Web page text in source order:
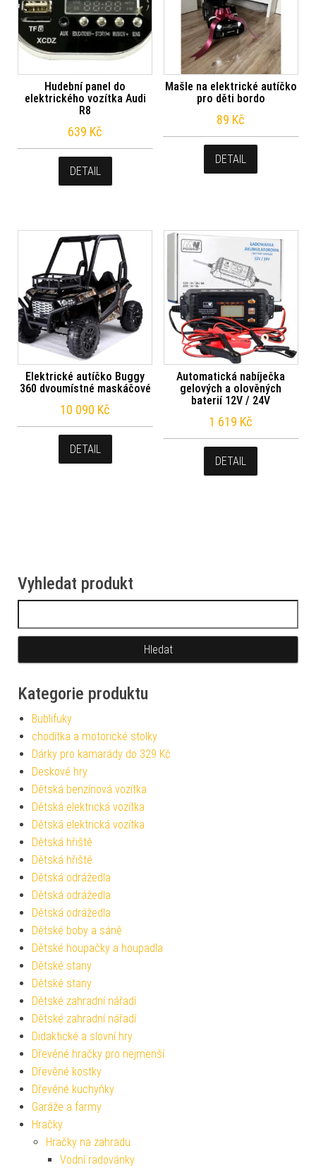
Hudební panel do
elektrického vozítka Audi
R8
639 Kč
DETAIL
Mašle na elektrické autíčko
pro děti bordo
89 Kč
DETAIL
Elektrické autíčko Buggy
360 dvoumístné maskáčové
10 090 Kč
DETAIL
Automatická nabíječka
gelových a olověných
baterií 12V / 24V
1 619 Kč
DETAIL
Vyhledat produkt
Kategorie produktu
Bublifuky
chodítka a motorické stolky
Dárky pro kamarády do 329 Kč
Deskové hry
Dětská benzínová vozítka
Dětská elektrická vozítka
Dětská elektrická vozítka
Dětská hřiště
Dětská hřiště
Dětská odrážedla
Dětská odrážedla
Dětská odrážedla
Dětské boby a sáně
Dětské houpačky a houpadla
Dětské stany
Dětské stany
Dětské zahradní nářadí
Dětské zahradní nářadí
Didaktické a slovní hry
Dřevěné hračky pro nejmenší
Dřevěné kostky
Dřevěné kuchyňky
Garáže a farmy
Hračky
Hračky na zahradu
Vodní radovánky